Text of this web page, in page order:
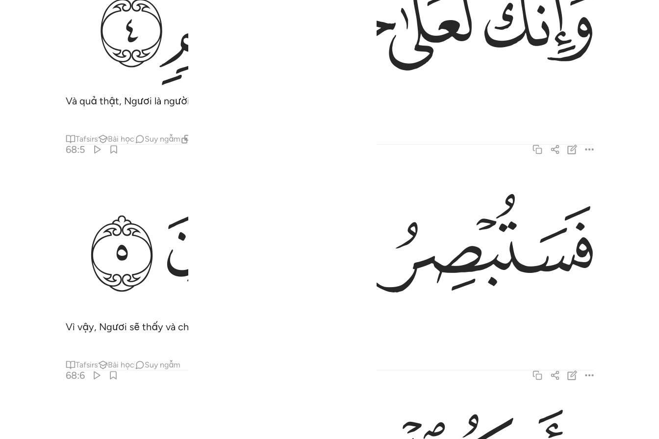
Và quả thật, Ngươi là người có phẩm chất đạo đức vĩ đại.
Tafsirs Bài học Suy ngẫm
68:5
ﲐ ﲑﲒ
Vì vậy, Ngươi sẽ thấy và chúng cũng sẽ thấy.
Tafsirs Bài học Suy ngẫm
68:6
باييكم المفتون ٦
بِأَييِّكُمُ ٱلْمَفْتُونُ ٦